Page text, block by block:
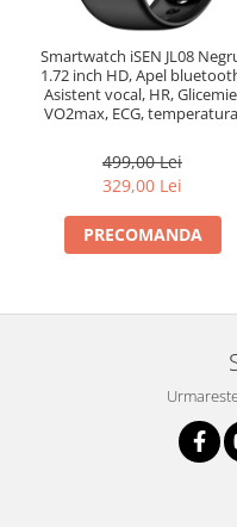
Smartwatch iSEN JL08
1.72 inch HD, Apel
Asistent vocal, HR,
VO2max, ECG,
499,00 Lei
329,00 Lei
PRECOMANDA